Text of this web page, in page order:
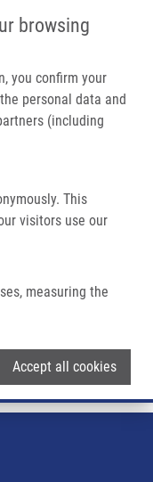
browsing
you confirm your
personal data and
(including
This
visitors use our
measuring the
Accept all cookies
Main
Domů
Partner institutions
Technologie a služby
Kontakt
Diagnostice
v nádorové
v nádorové
Listy. 2011, 105(5),